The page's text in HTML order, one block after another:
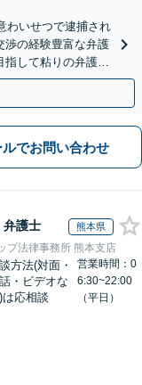
わいせつで逮捕され
渉の経験豊富な弁護
指して粘りの弁護活
ルでお問い合わせ
弁護士 熊本県
プ法律事務所 熊本支店
方法(対面・
・ビデオな
は応相談
営業時間：0
6:30~22:00
（平日）